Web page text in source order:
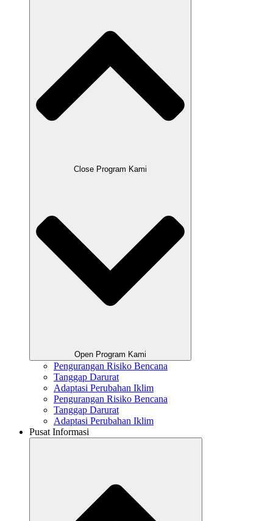
Close Program Kami
Open Program Kami
Pengurangan Risiko Bencana
Tanggap Darurat
Adaptasi Perubahan Iklim
Pengurangan Risiko Bencana
Tanggap Darurat
Adaptasi Perubahan Iklim
Pusat Informasi